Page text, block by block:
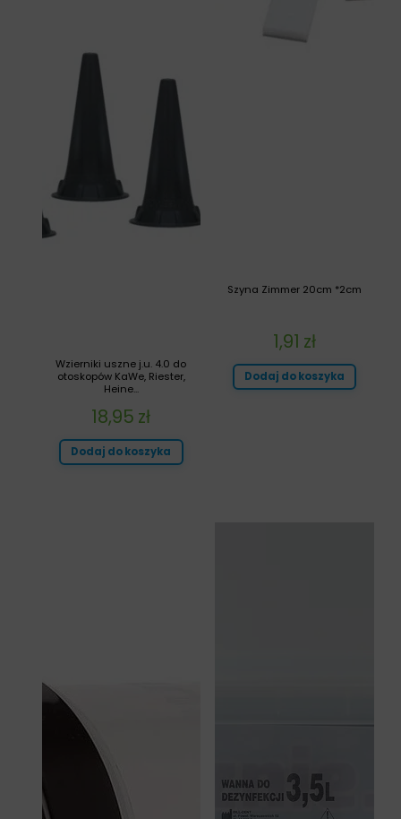
Szyna Zimmer 20cm *2cm
1,91 zł
Dodaj do koszyka
Wzierniki uszne j.u. 4.0 do
otoskopów KaWe, Riester,
Heine...
18,95 zł
Dodaj do koszyka